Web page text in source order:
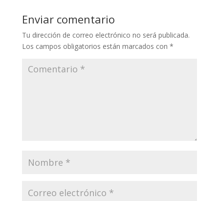
Enviar comentario
Tu dirección de correo electrónico no será publicada.
Los campos obligatorios están marcados con *